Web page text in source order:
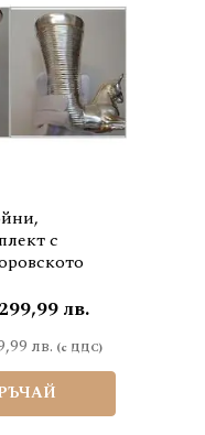
с
лв.
лв.